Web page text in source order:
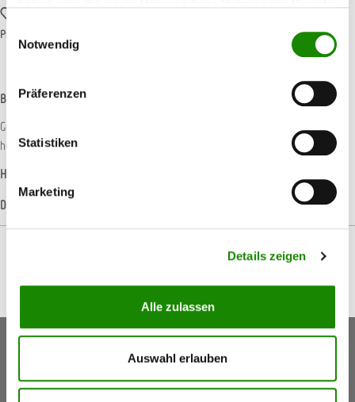
Notwendig
Präferenzen
Statistiken
Marketing
Details zeigen
Alle zulassen
Auswahl erlauben
Produktnummer:
Beschreibung
Gold besitzt eine hochwertige, universell einsetzbare Schleifmittelqualität mit
hervorragender Abtragsleistung und langer St…
Hersteller-Informationen
Datenblätter